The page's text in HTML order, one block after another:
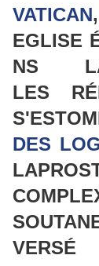
VATICAN
EGLISE
NS
LES
DES